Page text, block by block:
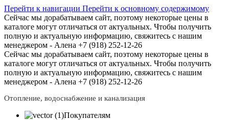
Перейти к навигации Перейти к основному содержимому
Сейчас мы дорабатываем сайт, поэтому некоторые цены в
каталоге могут отличаться от актуальных. Чтобы получить
полную и актуальную информацию, свяжитесь с нашим
менеджером - Алена +7 (918) 252-12-26
Сейчас мы дорабатываем сайт, поэтому некоторые цены в
каталоге могут отличаться от актуальных. Чтобы получить
полную и актуальную информацию, свяжитесь с нашим
менеджером - Алена +7 (918) 252-12-26
Отопление, водоснабжение и канализация
Покупателям